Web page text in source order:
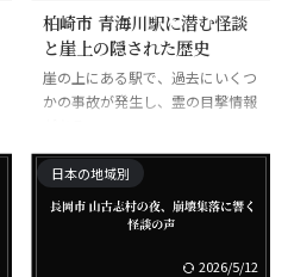
柏崎市 青海川駅に潜む怪談
と崖上の隠された歴史
崖の上にある駅で、過去にいくつ
かの事故が発生し、霊の目撃情報
日本の地域別
2026/5/12